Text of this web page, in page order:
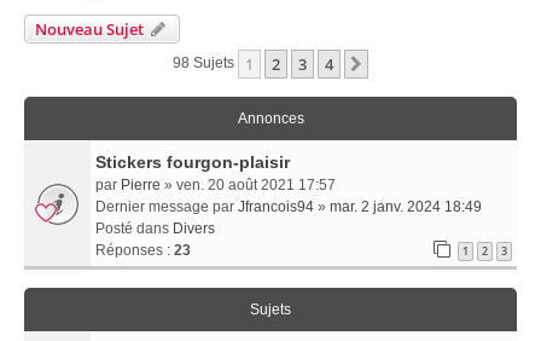
Nouveau Sujet
98 Sujets 1 2 3 4
Annonces
Stickers fourgon-plaisir
par Pierre » ven. 20 août 2021 17:57
Dernier message par Jfrancois94 » mar. 2 janv. 2024 18:49
Posté dans Divers
Réponses : 23 1 2 3
Sujets